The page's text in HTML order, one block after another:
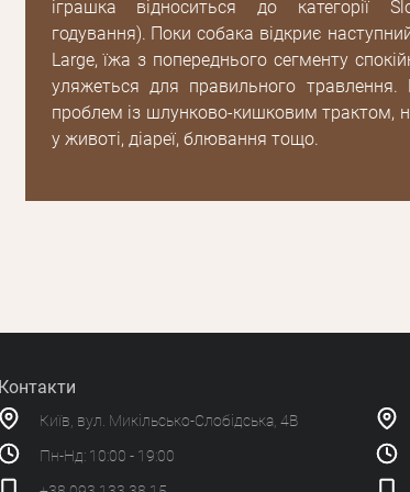
іграшка відноситься до категорії
годування). Поки собака відкриє
Large, їжа з попереднього сегменту
уляжеться для правильного
проблем із шлунково-кишковим трактом,
у животі, діареї, блювання тощо.
Контакти
Київ, вул. Микільсько-Слобідська, 4В
Пн-Нд: 10:00 - 19:00